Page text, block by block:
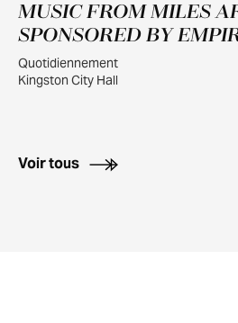
JUILL.
29
MUSIC FROM MILES
SPONSORED BY
Quotidiennement
Kingston City Hall
Voir tous